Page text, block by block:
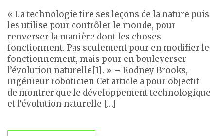
« La technologie tire ses leçons de la nature puis
les utilise pour contrôler le monde, pour
renverser la manière dont les choses
fonctionnent. Pas seulement pour en modifier le
fonctionnement, mais pour en bouleverser
l’évolution naturelle[1]. » – Rodney Brooks,
ingénieur roboticien Cet article a pour objectif
de montrer que le développement technologique
et l’évolution naturelle […]